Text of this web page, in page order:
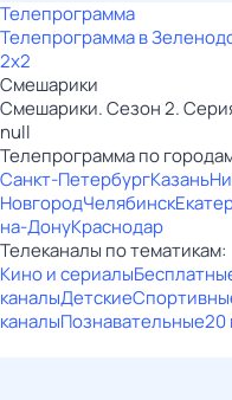
Телепрограмма
Телепрограмма в
2x2
Смешарики
Смешарики. Сезон 2.
null
Телепрограмма по
Санкт-ПетербургКазань
НовгородЧелябинск
на-ДонуКраснодар
Телеканалы по тематикам:
Кино и сериалы
каналыДетские
каналыПознавательные20